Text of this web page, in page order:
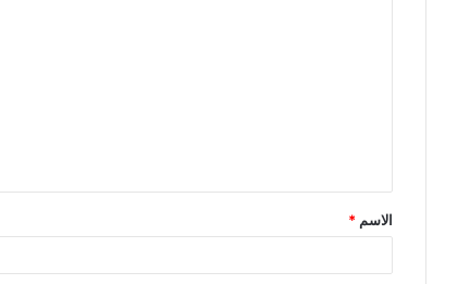
ق
*
الاسم *